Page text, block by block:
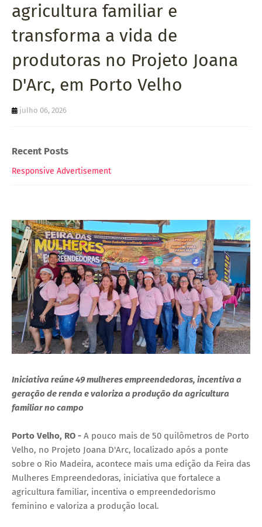
agricultura familiar e
transforma a vida de
produtoras no Projeto Joana
D'Arc, em Porto Velho
julho 06, 2026
Recent Posts
Responsive Advertisement
Iniciativa reúne 49 mulheres empreendedoras, incentiva a
geração de renda e valoriza a produção da agricultura
familiar no campo
Porto Velho, RO - A pouco mais de 50 quilômetros de Porto
Velho, no Projeto Joana D'Arc, localizado após a ponte
sobre o Rio Madeira, acontece mais uma edição da Feira das
Mulheres Empreendedoras, iniciativa que fortalece a
agricultura familiar, incentiva o empreendedorismo
feminino e valoriza a produção local.